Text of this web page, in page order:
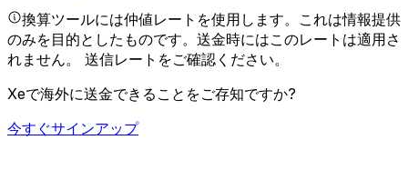
換算ツールには仲値レートを使用します。これは情報提供
のみを目的としたものです。送金時にはこのレートは適用さ
れません。 送信レートをご確認ください。
Xeで海外に送金できることをご存知ですか?
今すぐサインアップ